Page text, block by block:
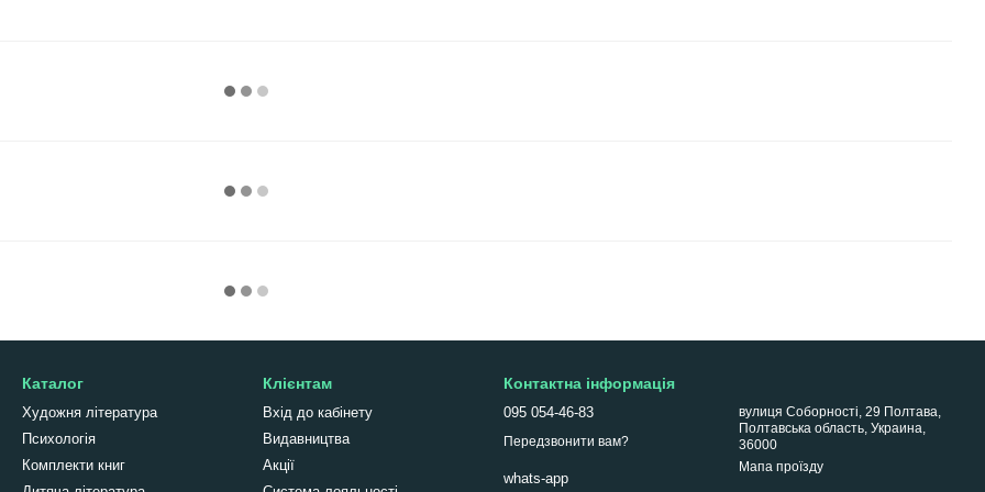
Каталог
Художня література
Психологія
Комплекти книг
Клієнтам
Вхід до кабінету
Видавництва
Акції
Контактна інформація
095 054-46-83
Передзвонити вам?
whats-app
вулиця Соборності, 29 Полтава,
Полтавська область, Украина,
36000
Мапа проїзду